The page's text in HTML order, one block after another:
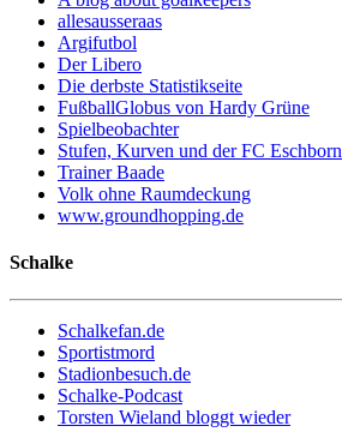
allesausseraas
Argifutbol
Der Libero
Die derbste Statistikseite
FußballGlobus von Hardy Grüne
Spielbeobachter
Stufen, Kurven und der FC Eschborn
Trainer Baade
Volk ohne Raumdeckung
www.groundhopping.de
Schalke
Schalkefan.de
Sportistmord
Stadionbesuch.de
Schalke-Podcast
Torsten Wieland bloggt wieder